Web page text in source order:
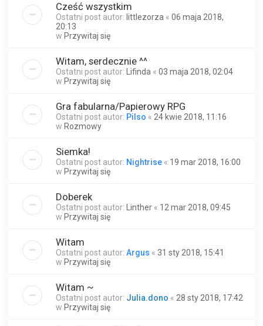
Cześć wszystkim
Ostatni post autor: littlezorza « 06 maja 2018,
20:13
w Przywitaj się
Witam, serdecznie ^^
Ostatni post autor: Lifinda « 03 maja 2018, 02:04
w Przywitaj się
Gra fabularna/Papierowy RPG
Ostatni post autor: Pilso « 24 kwie 2018, 11:16
w Rozmowy
Siemka!
Ostatni post autor: Nightrise « 19 mar 2018, 16:00
w Przywitaj się
Doberek
Ostatni post autor: Linther « 12 mar 2018, 09:45
w Przywitaj się
Witam
Ostatni post autor: Argus « 31 sty 2018, 15:41
w Przywitaj się
Witam ~
Ostatni post autor: Julia.dono « 28 sty 2018, 17:42
w Przywitaj się